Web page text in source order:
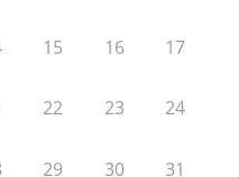
15 16 17
22 23 24
29 30 31